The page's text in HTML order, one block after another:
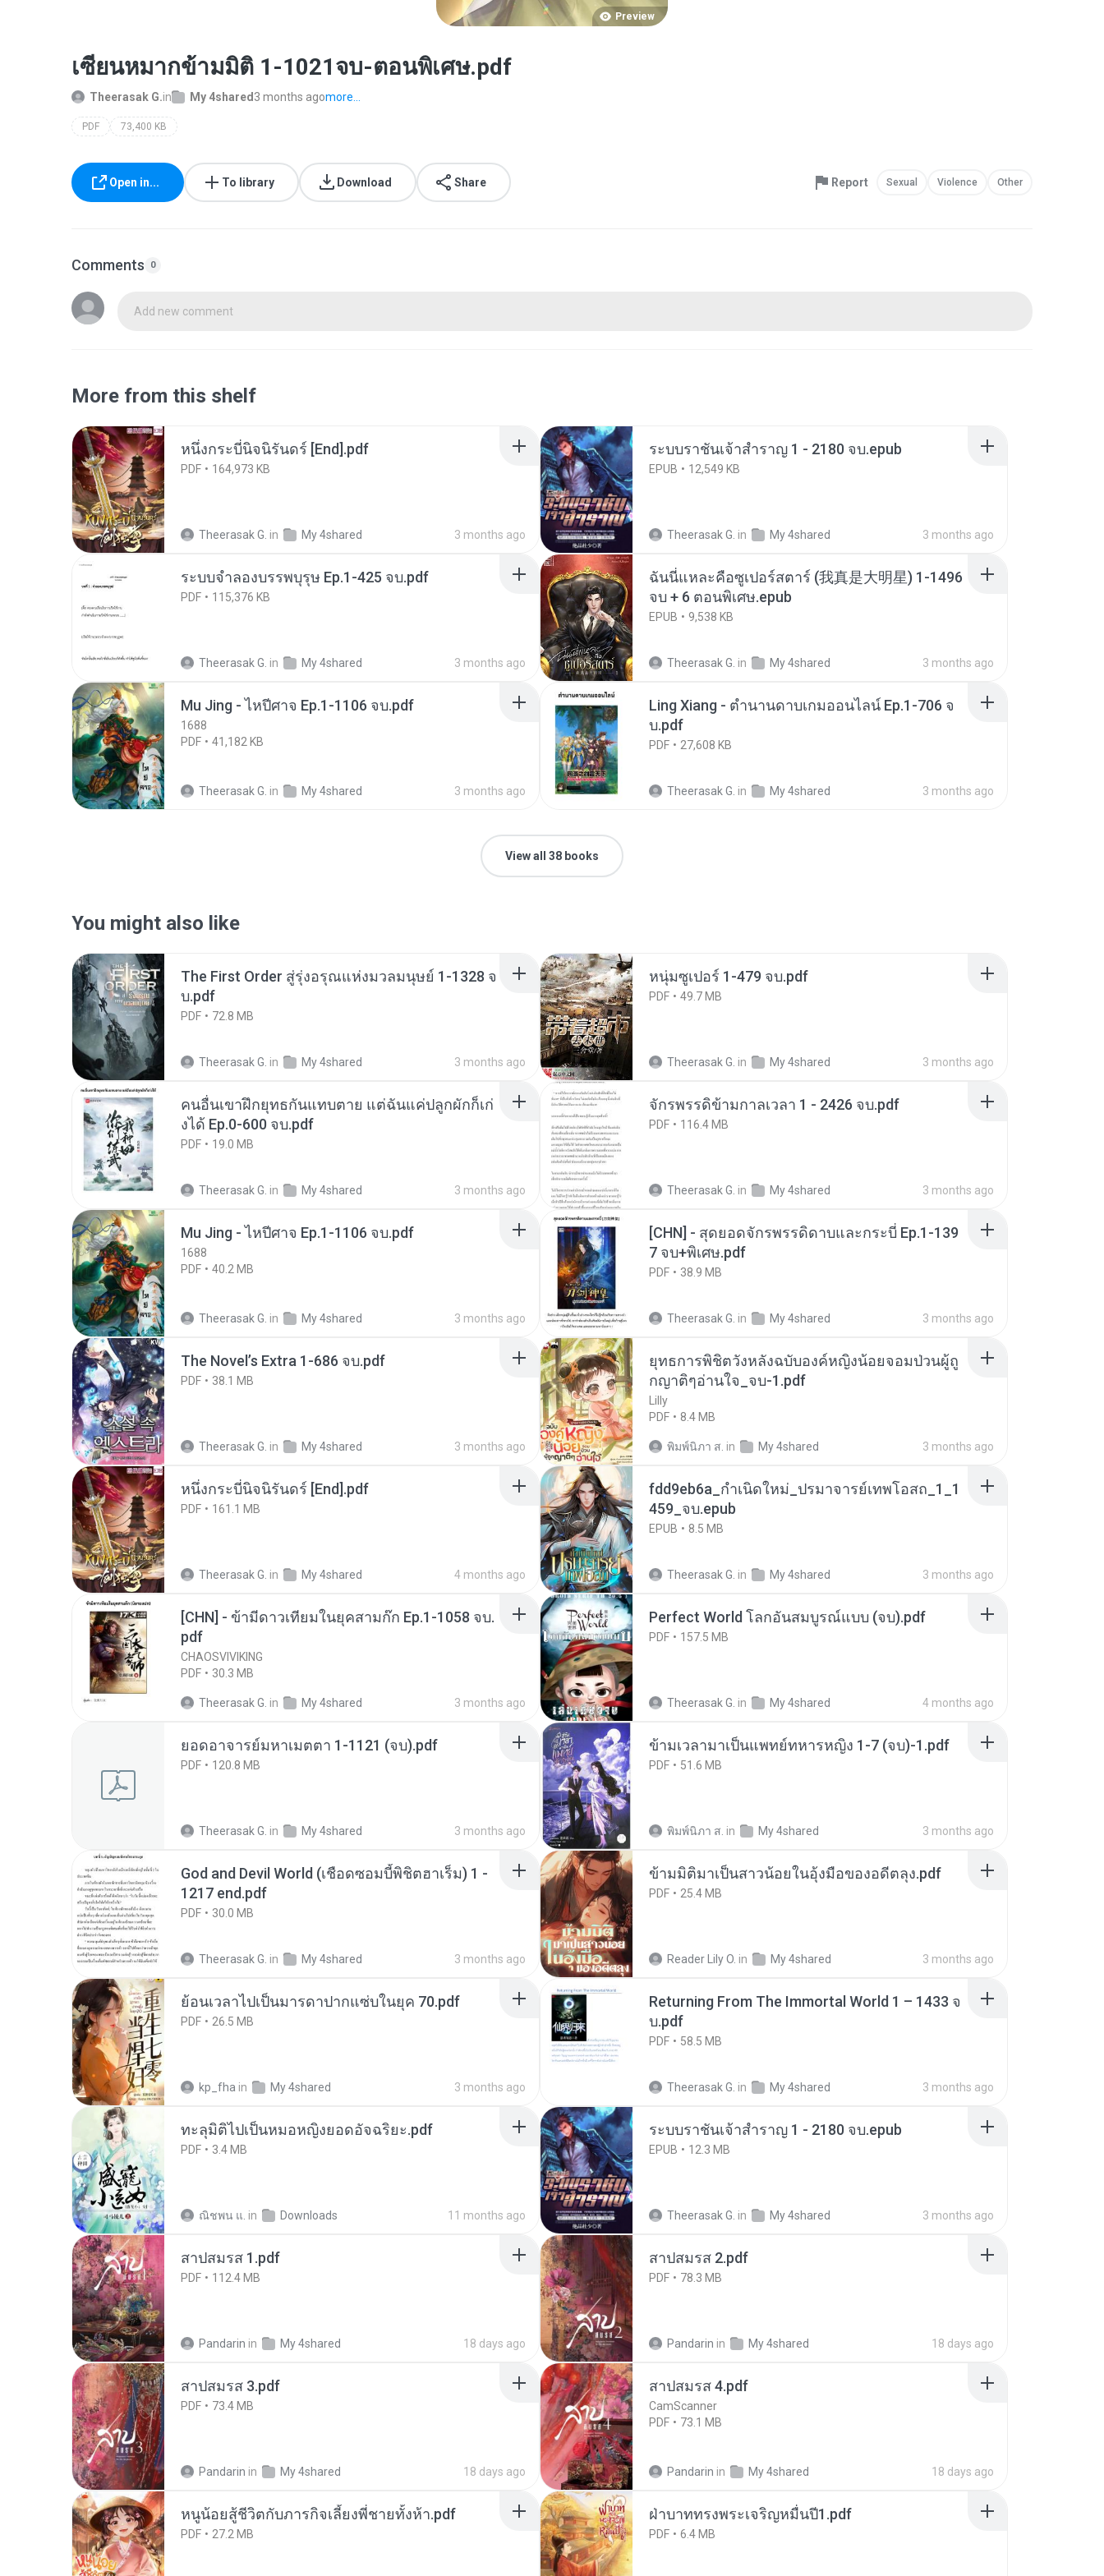
Preview
เซียนหมากข้ามมิติ 1-1021จบ-ตอนพิเศษ.pdf
Theerasak G.in My 4shared 3 months agomore...
PDF 73,400 KB
Open in... To library Download Share Report Sexual Violence Other
Comments 0
Add new comment
More from this shelf
หนึ่งกระบี่นิจนิรันดร์ [End].pdf
PDF 164,973 KB
Theerasak G. in My 4shared 3 months ago
ระบบราชันเจ้าสำราญ 1 - 2180 จบ.epub
EPUB 12,549 KB
Theerasak G. in My 4shared 3 months ago
ระบบจำลองบรรพบุรุษ Ep.1-425 จบ.pdf
PDF 115,376 KB
Theerasak G. in My 4shared 3 months ago
ฉันนี่แหละคือซูเปอร์สตาร์ (我真是大明星) 1-1496
จบ + 6 ตอนพิเศษ.epub
EPUB 9,538 KB
Theerasak G. in My 4shared 3 months ago
Mu Jing - ไหปีศาจ Ep.1-1106 จบ.pdf
1688
PDF
41,182 KB
Theerasak G. in My 4shared 3 months ago
Ling Xiang - ตำนานดาบเกมออนไลน์ Ep.1-706 จ
บ.pdf
PDF 27,608 KB
Theerasak G. in My 4shared 3 months ago
View all 38 books
You might also like
The First Order สู่รุ่งอรุณแห่งมวลมนุษย์ 1-1328 จ
บ.pdf
PDF 72.8 MB
Theerasak G. in My 4shared 3 months ago
หนุ่มซูเปอร์ 1-479 จบ.pdf
PDF 49.7 MB
Theerasak G. in My 4shared 3 months ago
คนอื่นเขาฝึกยุทธกันแทบตาย แต่ฉันแค่ปลูกผักก็เก่
งได้ Ep.0-600 จบ.pdf
PDF 19.0 MB
Theerasak G. in My 4shared 3 months ago
จักรพรรดิข้ามกาลเวลา 1 - 2426 จบ.pdf
PDF 116.4 MB
Theerasak G. in My 4shared 3 months ago
Mu Jing - ไหปีศาจ Ep.1-1106 จบ.pdf
1688
PDF
40.2 MB
Theerasak G. in My 4shared 3 months ago
[CHN] - สุดยอดจักรพรรดิดาบและกระบี่ Ep.1-139
7 จบ+พิเศษ.pdf
PDF 38.9 MB
Theerasak G. in My 4shared 3 months ago
The Novel’s Extra 1-686 จบ.pdf
PDF 38.1 MB
Theerasak G. in My 4shared 3 months ago
ยุทธการพิชิตวังหลังฉบับองค์หญิงน้อยจอมป่วนผู้ถู
กญาติๆอ่านใจ_จบ-1.pdf
Lilly
PDF
8.4 MB
พิมพ์นิภา ส. in My 4shared 3 months ago
หนึ่งกระบี่นิจนิรันดร์ [End].pdf
PDF 161.1 MB
Theerasak G. in My 4shared 4 months ago
fdd9eb6a_กำเนิดใหม่_ปรมาจารย์เทพโอสถ_1_1
459_จบ.epub
EPUB 8.5 MB
Theerasak G. in My 4shared 3 months ago
[CHN] - ข้ามีดาวเทียมในยุคสามก๊ก Ep.1-1058 จบ.
pdf
CHAOSVIVIKING
PDF
30.3 MB
Theerasak G. in My 4shared 3 months ago
Perfect World โลกอันสมบูรณ์แบบ (จบ).pdf
PDF 157.5 MB
Theerasak G. in My 4shared 4 months ago
ยอดอาจารย์มหาเมตตา 1-1121 (จบ).pdf
PDF 120.8 MB
Theerasak G. in My 4shared 3 months ago
ข้ามเวลามาเป็นแพทย์ทหารหญิง 1-7 (จบ)-1.pdf
PDF 51.6 MB
พิมพ์นิภา ส. in My 4shared 3 months ago
God and Devil World (เชือดซอมบี้พิชิตฮาเร็ม) 1 -
1217 end.pdf
PDF 30.0 MB
Theerasak G. in My 4shared 3 months ago
ข้ามมิติมาเป็นสาวน้อยในอุ้งมือของอดีตลุง.pdf
PDF 25.4 MB
Reader Lily O. in My 4shared 3 months ago
ย้อนเวลาไปเป็นมารดาปากแซ่บในยุค 70.pdf
PDF 26.5 MB
kp_fha in My 4shared 3 months ago
Returning From The Immortal World 1 – 1433 จ
บ.pdf
PDF 58.5 MB
Theerasak G. in My 4shared 3 months ago
ทะลุมิติไปเป็นหมอหญิงยอดอัจฉริยะ.pdf
PDF 3.4 MB
ณิชพน แ. in Downloads 11 months ago
ระบบราชันเจ้าสำราญ 1 - 2180 จบ.epub
EPUB 12.3 MB
Theerasak G. in My 4shared 3 months ago
สาปสมรส 1.pdf
PDF 112.4 MB
Pandarin in My 4shared 18 days ago
สาปสมรส 2.pdf
PDF 78.3 MB
Pandarin in My 4shared 18 days ago
สาปสมรส 3.pdf
PDF 73.4 MB
Pandarin in My 4shared 18 days ago
สาปสมรส 4.pdf
CamScanner
PDF
73.1 MB
Pandarin in My 4shared 18 days ago
หนูน้อยสู้ชีวิตกับภารกิจเลี้ยงพี่ชายทั้งห้า.pdf
PDF 27.2 MB
ฝ่าบาททรงพระเจริญหมื่นปี1.pdf
PDF 6.4 MB